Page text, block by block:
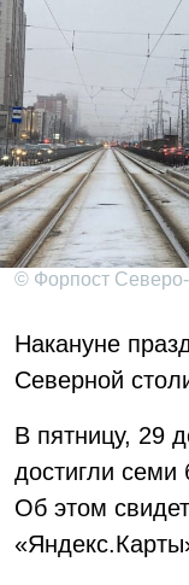
© Форпост
Накануне
Северной
В пятницу, 29
достигли
Об этом